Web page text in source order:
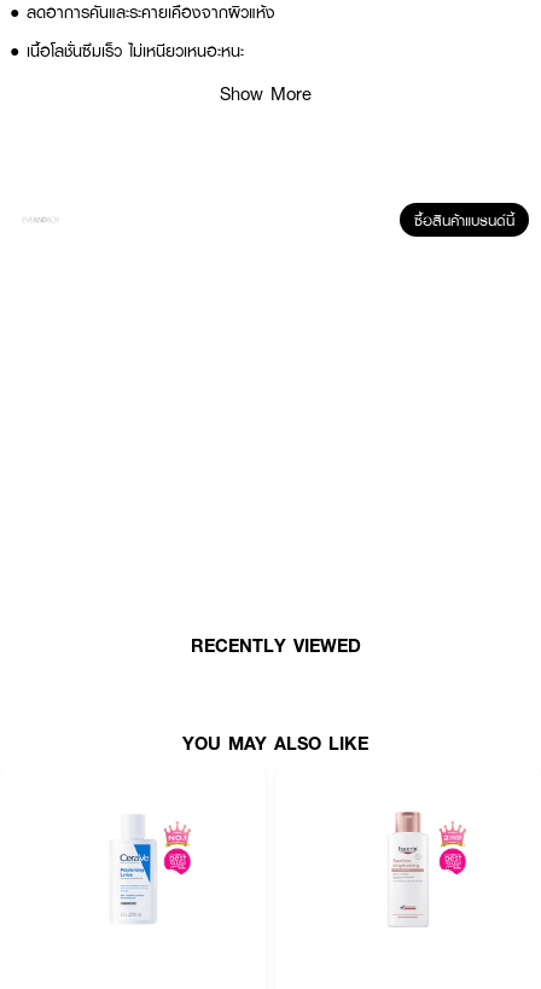
● ลดอาการคันและระคายเคืองจากผิวแห้ง
● เนื้อโลชั่นซึมเร็ว ไม่เหนียวเหนอะหนะ
● เลขที่จดแจ้ง อย.: 10-2-6600039428Show More
ซื้อสินค้าแบรนด์นี้
RECENTLY VIEWED
YOU MAY ALSO LIKE